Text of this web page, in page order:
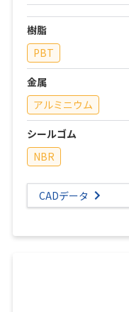
樹脂
PBT
金属
アルミニウム
シールゴム
NBR
CADデータ